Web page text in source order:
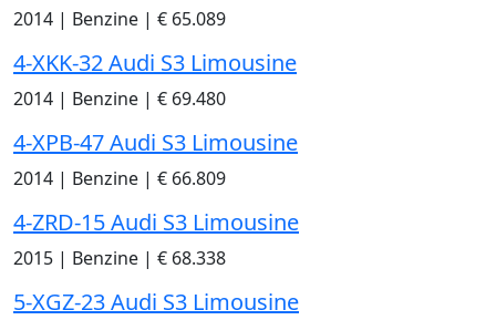
2014 | Benzine | € 65.089
4-XKK-32 Audi S3 Limousine
2014 | Benzine | € 69.480
4-XPB-47 Audi S3 Limousine
2014 | Benzine | € 66.809
4-ZRD-15 Audi S3 Limousine
2015 | Benzine | € 68.338
5-XGZ-23 Audi S3 Limousine